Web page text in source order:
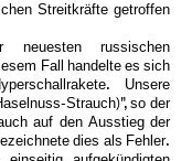
Streitkräfte getroffen
russischen
Fall handelte es sich
Unsere
Strauch)", so der
auf den Ausstieg der
dies als Fehler.